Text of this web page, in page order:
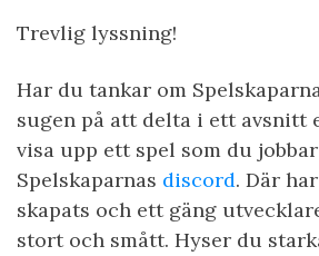
Trevlig lyssning!
Har du tankar om
sugen på att delta i ett avsnitt
visa upp ett spel som du
Spelskaparnas discord. Där
skapats och ett gäng
stort och smått. Hyser du